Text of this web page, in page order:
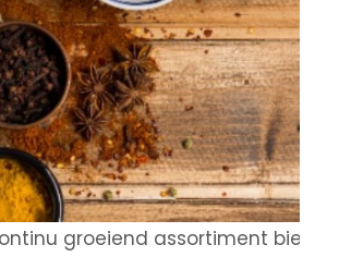
groeiend assortiment biedt